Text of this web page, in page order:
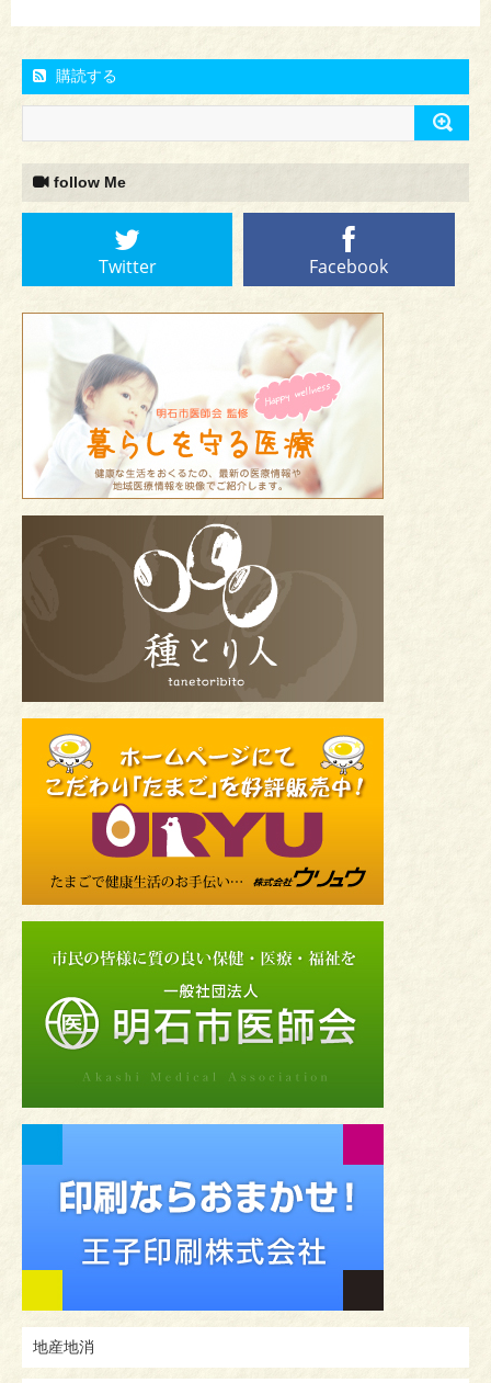
購読する
follow Me
Twitter Facebook
地産地消